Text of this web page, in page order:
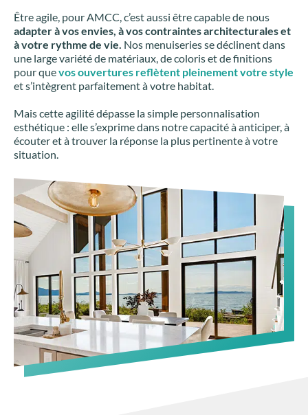
Être agile, pour AMCC, c’est aussi être capable de nous
adapter à vos envies, à vos contraintes architecturales et
à votre rythme de vie. Nos menuiseries se déclinent dans
une large variété de matériaux, de coloris et de finitions
pour quevos ouvertures reflètent pleinement votre style
et s’intègrent parfaitement à votre habitat.
Mais cette agilité dépasse la simple personnalisation
esthétique : elle s’exprime dans notre capacité à anticiper, à
écouter et à trouver la réponse la plus pertinente à votre
situation.